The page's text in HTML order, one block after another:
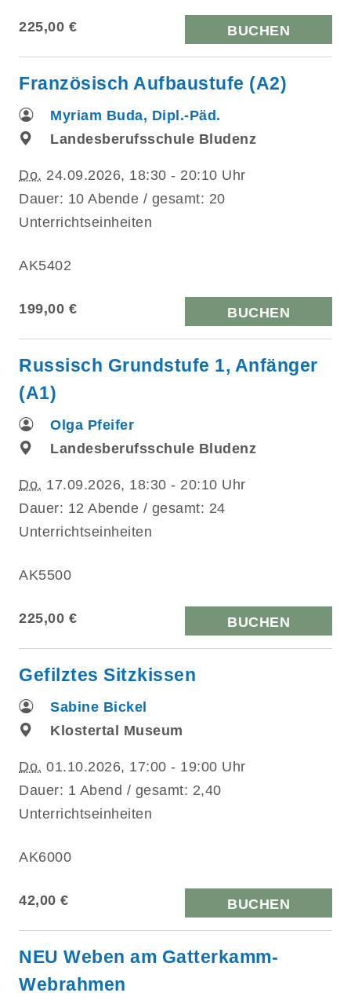
225,00 € BUCHEN
Französisch Aufbaustufe (A2)
Myriam Buda, Dipl.-Päd.
Landesberufsschule Bludenz
Do. 24.09.2026, 18:30 - 20:10 Uhr
Dauer: 10 Abende / gesamt: 20
Unterrichtseinheiten
AK5402
199,00 € BUCHEN
Russisch Grundstufe 1, Anfänger
(A1)
Olga Pfeifer
Landesberufsschule Bludenz
Do. 17.09.2026, 18:30 - 20:10 Uhr
Dauer: 12 Abende / gesamt: 24
Unterrichtseinheiten
AK5500
225,00 € BUCHEN
Gefilztes Sitzkissen
Sabine Bickel
Klostertal Museum
Do. 01.10.2026, 17:00 - 19:00 Uhr
Dauer: 1 Abend / gesamt: 2,40
Unterrichtseinheiten
AK6000
42,00 € BUCHEN
NEU Weben am Gatterkamm-
Webrahmen